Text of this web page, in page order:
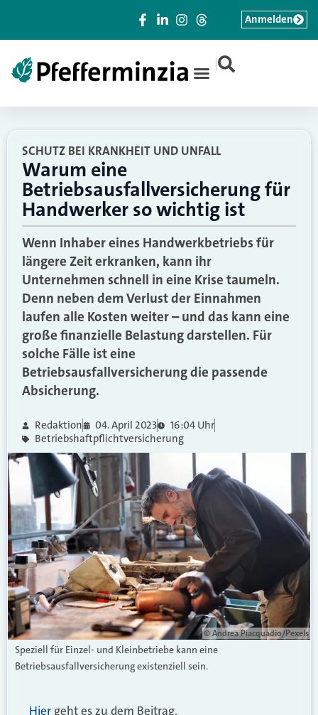
|
Anmelden
SCHUTZ BEI KRANKHEIT UND UNFALL
Warum eine
Betriebsausfallversicherung für
Handwerker so wichtig ist
Wenn Inhaber eines Handwerkbetriebs für
längere Zeit erkranken, kann ihr
Unternehmen schnell in eine Krise taumeln.
Denn neben dem Verlust der Einnahmen
laufen alle Kosten weiter – und das kann eine
große finanzielle Belastung darstellen. Für
solche Fälle ist eine
Betriebsausfallversicherung die passende
Absicherung.
Redaktion 04. April 2023
16:04 Uhr
Betriebshaftpflichtversicherung
© Andrea Piacquadio/Pexels
Speziell für Einzel- und Kleinbetriebe kann eine
Betriebsausfallversicherung existenziell sein.
Hier geht es zu dem Beitrag.